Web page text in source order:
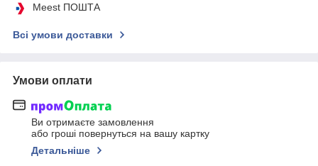
Meest ПОШТА
Всі умови доставки
Умови оплати
Ви отримаєте замовлення
або гроші повернуться на вашу картку
Детальніше